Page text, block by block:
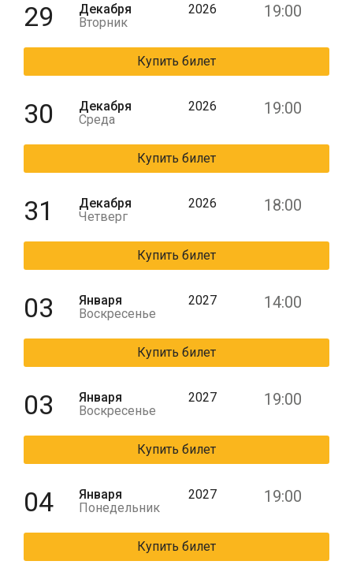
29
Декабря
Вторник
2026 19:00
Купить билет
30
Декабря
Среда
2026 19:00
Купить билет
31
Декабря
Четверг
2026 18:00
Купить билет
03
Января
Воскресенье
2027 14:00
Купить билет
03
Января
Воскресенье
2027 19:00
Купить билет
04
Января
Понедельник
2027 19:00
Купить билет